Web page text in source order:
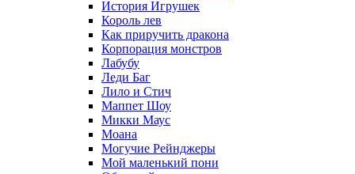
История Игрушек
Король лев
Как приручить дракона
Корпорация монстров
Лабубу
Леди Баг
Лило и Стич
Маппет Шоу
Микки Маус
Моана
Могучие Рейнджеры
Мой маленький пони